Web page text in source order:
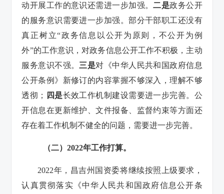
动开展工作的意识还需进一步加强。二是政务公开
的服务意识需要进一步加强。部分干部职工还没有
真正树立“政务信息以公开为原则，不公开为例
外”的工作意识，对政务信息公开工作不积极，主动
服务意识不强。 三是对《中华人民共和国政府信息
公开条例》新修订的内容掌握不够深入，理解不够
透彻；
四是长效工作机制建设需要进一步完善。公
开信息在更新维护、文件报备、监督约束等方面还
存在着工作机制不健全的问题，需要进一步完善。
（二）2022年工作打算。
2022年，昌吉州国资委将继续按照上级要求，
认真贯彻落实《中华人民共和国政府信息公开条